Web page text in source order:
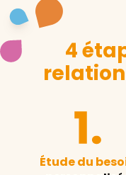
4
Étude du